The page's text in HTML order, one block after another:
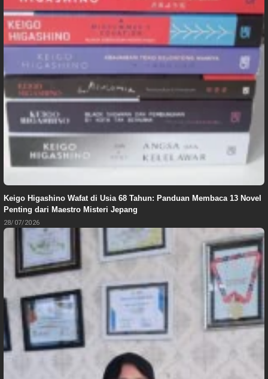
Keigo Higashino Wafat di Usia 68 Tahun: Panduan Membaca 13 Novel
Penting dari Maestro Misteri Jepang
28/07/2026